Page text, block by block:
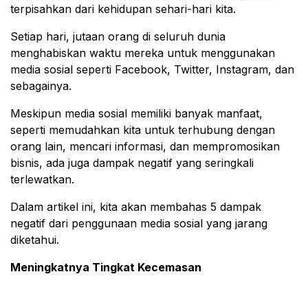
terpisahkan dari kehidupan sehari-hari kita.
Setiap hari, jutaan orang di seluruh dunia
menghabiskan waktu mereka untuk menggunakan
media sosial seperti Facebook, Twitter, Instagram, dan
sebagainya.
Meskipun media sosial memiliki banyak manfaat,
seperti memudahkan kita untuk terhubung dengan
orang lain, mencari informasi, dan mempromosikan
bisnis, ada juga dampak negatif yang seringkali
terlewatkan.
Dalam artikel ini, kita akan membahas 5 dampak
negatif dari penggunaan media sosial yang jarang
diketahui.
Meningkatnya Tingkat Kecemasan